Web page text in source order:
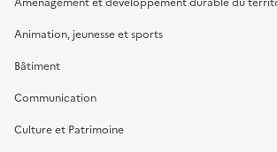
Animation, jeunesse et sports
Bâtiment
Communication
Culture et Patrimoine